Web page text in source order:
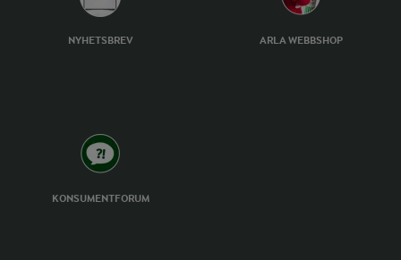
NYHETSBREV ARLA WEBBSHOP
KONSUMENTFORUM